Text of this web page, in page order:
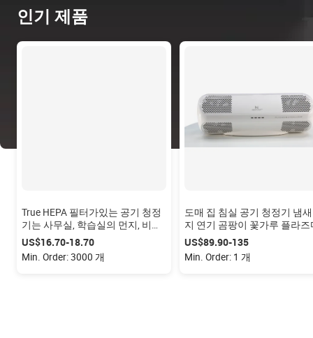
인기 제품
True HEPA 필터가있는 공기 청정
기는 사무실, 학습실의 먼지, 비듬,
냄새를 제거합니다. 야간 조명으
로 조용합니다.
US$16.70-18.70
Min. Order: 3000 개
도매 집 침실 공기 청정기 냄
지 연기 곰팡이 꽃가루 플라즈
이온에 의한 제거
US$89.90-135
Min. Order: 1 개